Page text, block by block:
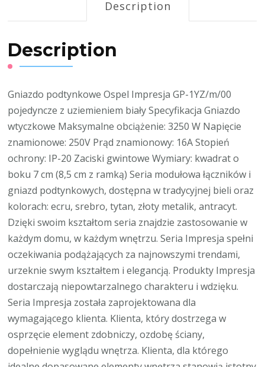
Description
Description
Gniazdo podtynkowe Ospel Impresja GP-1YZ/m/00
pojedyncze z uziemieniem biały Specyfikacja Gniazdo
wtyczkowe Maksymalne obciążenie: 3250 W Napięcie
znamionowe: 250V Prąd znamionowy: 16A Stopień
ochrony: IP-20 Zaciski gwintowe Wymiary: kwadrat o
boku 7 cm (8,5 cm z ramką) Seria modułowa łączników i
gniazd podtynkowych, dostępna w tradycyjnej bieli oraz
kolorach: ecru, srebro, tytan, złoty metalik, antracyt.
Dzięki swoim kształtom seria znajdzie zastosowanie w
każdym domu, w każdym wnętrzu. Seria Impresja spełni
oczekiwania podążających za najnowszymi trendami,
urzeknie swym kształtem i elegancją. Produkty Impresja
dostarczają niepowtarzalnego charakteru i wdzięku.
Seria Impresja została zaprojektowana dla
wymagającego klienta. Klienta, który dostrzega w
osprzęcie element zdobniczy, ozdobę ściany,
dopełnienie wyglądu wnętrza. Klienta, dla którego